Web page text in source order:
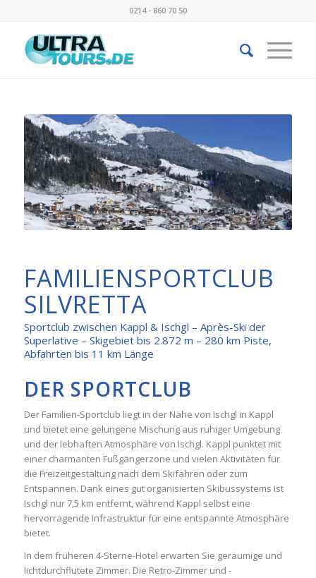
0214 - 860 70 50
FAMILIENSPORTCLUB
SILVRETTA
Sportclub zwischen Kappl & Ischgl – Après-Ski der
Superlative – Skigebiet bis 2.872 m – 280 km Piste,
Abfahrten bis 11 km Länge
DER SPORTCLUB
Der Familien-Sportclub liegt in der Nähe von Ischgl in Kappl
und bietet eine gelungene Mischung aus ruhiger Umgebung
und der lebhaften Atmosphäre von Ischgl. Kappl punktet mit
einer charmanten Fußgängerzone und vielen Aktivitäten für
die Freizeitgestaltung nach dem Skifahren oder zum
Entspannen. Dank eines gut organisierten Skibussystems ist
Ischgl nur 7,5 km entfernt, während Kappl selbst eine
hervorragende Infrastruktur für eine entspannte Atmosphäre
bietet.
In dem früheren 4-Sterne-Hotel erwarten Sie geräumige und
lichtdurchflutete Zimmer. Die Retro-Zimmer und -